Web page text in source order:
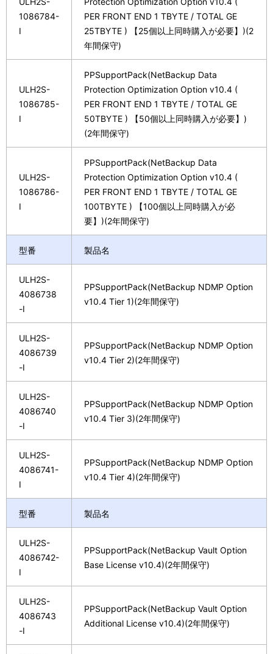
1086784-
I
PER FRONT END 1 TBYTE / TOTAL GE
25TBYTE ) 【25個以上同時購入が必要】)(2
年間保守)
ULH2S-
1086785-
I
PPSupportPack(NetBackup Data
Protection Optimization Option v10.4 (
PER FRONT END 1 TBYTE / TOTAL GE
50TBYTE ) 【50個以上同時購入が必要】)
(2年間保守)
ULH2S-
1086786-
I
PPSupportPack(NetBackup Data
Protection Optimization Option v10.4 (
PER FRONT END 1 TBYTE / TOTAL GE
100TBYTE ) 【100個以上同時購入が必
要】)(2年間保守)
型番 製品名
ULH2S-
4086738
-I
PPSupportPack(NetBackup NDMP Option
v10.4 Tier 1)(2年間保守)
ULH2S-
4086739
-I
PPSupportPack(NetBackup NDMP Option
v10.4 Tier 2)(2年間保守)
ULH2S-
4086740
-I
PPSupportPack(NetBackup NDMP Option
v10.4 Tier 3)(2年間保守)
ULH2S-
4086741-
I
PPSupportPack(NetBackup NDMP Option
v10.4 Tier 4)(2年間保守)
型番 製品名
ULH2S-
4086742-
I
PPSupportPack(NetBackup Vault Option
Base License v10.4)(2年間保守)
ULH2S-
4086743
-I
PPSupportPack(NetBackup Vault Option
Additional License v10.4)(2年間保守)